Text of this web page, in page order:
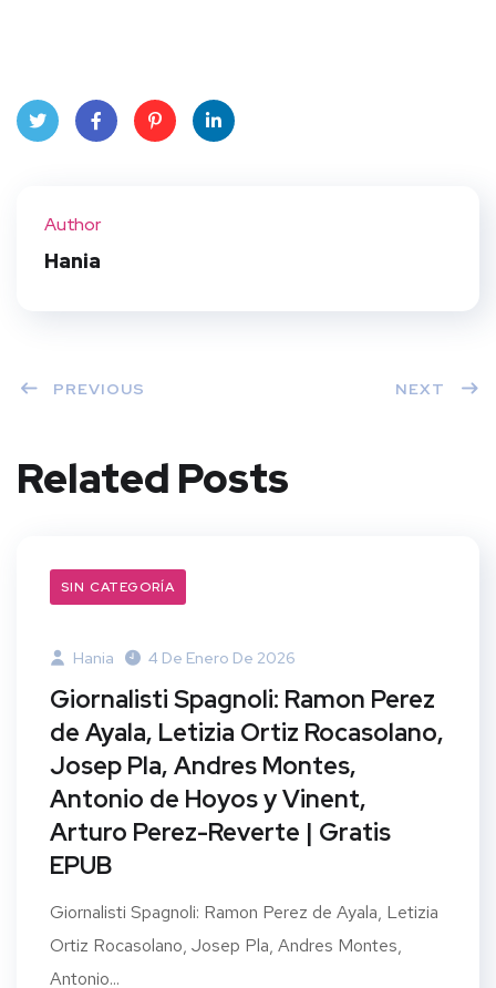
Author
Hania
PREVIOUS NEXT
Related Posts
SIN CATEGORÍA
Hania 4 De Enero De 2026
Giornalisti Spagnoli: Ramon Perez
de Ayala, Letizia Ortiz Rocasolano,
Josep Pla, Andres Montes,
Antonio de Hoyos y Vinent,
Arturo Perez-Reverte | Gratis
EPUB
Giornalisti Spagnoli: Ramon Perez de Ayala, Letizia
Ortiz Rocasolano, Josep Pla, Andres Montes,
Antonio...